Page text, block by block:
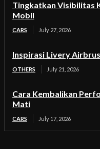
Tingkatkan Visibilitas
Mobil
CARS July 27, 2026
Inspirasi Livery
OTHERS July 21, 2026
Cara Kembalikan
Mati
CARS July 17, 2026